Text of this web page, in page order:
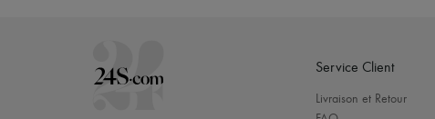
Service Client
Livraison et Retour